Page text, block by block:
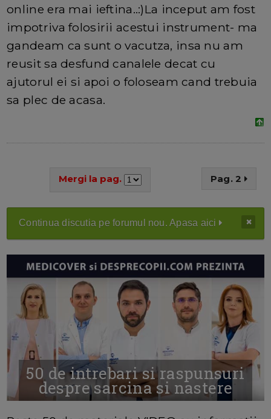
online era mai ieftina..:)La inceput am fost
impotriva folosirii acestui instrument- ma
gandeam ca sunt o vacutza, insa nu am
reusit sa desfund canalele decat cu
ajutorul ei si apoi o foloseam cand trebuia
sa plec de acasa.
Mergi la pag. Pag. 2
Continua discutia pe forumul nou. Apasa aici
50 de intrebari si raspunsuri
despre sarcina si nastere